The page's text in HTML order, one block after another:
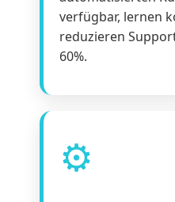
verfügbar, lernen
reduzieren
60%.
⚙️